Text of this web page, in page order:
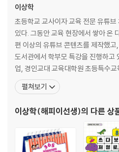
- 교과서가 필기한 흔적 없이 깨끗해요
- 선생님이 자기를 싫어한다고 하는데
- 친구들이 모둠활동에서 끼워주지 않
- 아이가 친구에게 맞고 왔어요. 친구
- 아이끼리 싸웠는데 상대 아이 부모가
되나요?
- 아이가 스마트폰 중독인 것 같아요
- 집이 아니면 화장실을 못 가는데 어쩌
- 아이가 편식이 심한데 선생님이 억지
- 학년별로 용돈은 얼마가 적당할까요?
- 아이가 학급 임원·전교 어린이 회장
이상학
초등학교 교사이자 교육 전문 유튜브
있다. 그동안 교육 현장에서 쌓아 온
편 이상의 유튜브 콘텐츠를 제작했
도서관에서 학부모 특강을 진행하고
업, 경인교대 교육대학원 초등특수
민국 해군 교육사령부 교관연수과정
시학원(쌤플러스) 초등교사 임용고
어린이 따라쓰기] 시리즈, 『초3보다
펼쳐보기
이상학(해피이선생)의 다른 상